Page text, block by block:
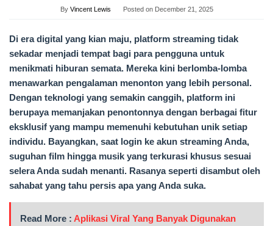
By Vincent Lewis Posted on December 21, 2025
Di era digital yang kian maju, platform streaming tidak
sekadar menjadi tempat bagi para pengguna untuk
menikmati hiburan semata. Mereka kini berlomba-lomba
menawarkan pengalaman menonton yang lebih personal.
Dengan teknologi yang semakin canggih, platform ini
berupaya memanjakan penontonnya dengan berbagai fitur
eksklusif yang mampu memenuhi kebutuhan unik setiap
individu. Bayangkan, saat login ke akun streaming Anda,
suguhan film hingga musik yang terkurasi khusus sesuai
selera Anda sudah menanti. Rasanya seperti disambut oleh
sahabat yang tahu persis apa yang Anda suka.
Read More : Aplikasi Viral Yang Banyak Digunakan